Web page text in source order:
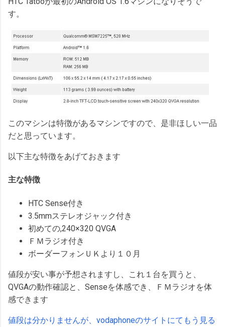
す。
このマシンは特徴があるマシンですので、是非ほしい一品
だと思っています。
以下主な特徴をあげておきます
主な特徴
HTC Sense付き
3.5mmステレオジャック付き
初めての,240×320 QVGA
ＦＭラジオ付き
ボーダーフォンＵＫより１０月
値段が安い事が予想されますし、これ１台を買うと、
QVGAの動作確認と、Senseを体感でき、ＦＭラジオを体
感できます
値段は分かりませんが、vodaphoneのサイトにてもう見る